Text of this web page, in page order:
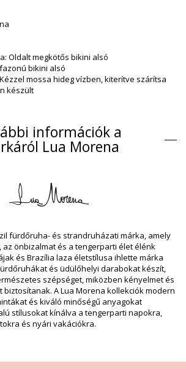
Oldalt megkötős bikini alsó
bikini alsó
mossa hideg vízben, kiterítve szárítsa
készült
Kompozíció
Polyamide, 17% Elastane
12% Elastane
alsók
1 x Bikini alsók (Egyéb felszereléseket nem
S (7899670733119), M (7899670733126),
XL (7899670755838)
20151002
& ápolási utasítások
a: Lua Morena Bottom Iguais Liso
információk a
Lua Morena
fürdőruha- és strandruházati márka, amely
önbizalmat és a tengerparti élet élénk
és Brazília laza életstílusa ihlette márka
és üdülőhelyi darabokat készít,
szépséget, miközben kényelmet és
A Lua Morena kollekciók modern
és kiváló minőségű anyagokat
stílusokat kínálva a tengerparti napokra,
és nyári vakációkra.